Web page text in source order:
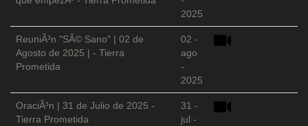
2025
ReuniÃ³n "SÃ© Sano" | 02 de
Agosto de 2025 | - Tierra
Prometida
02 -
ago
-
2025
OraciÃ³n | 31 de Julio de 2025 -
Tierra Prometida
31 -
jul -